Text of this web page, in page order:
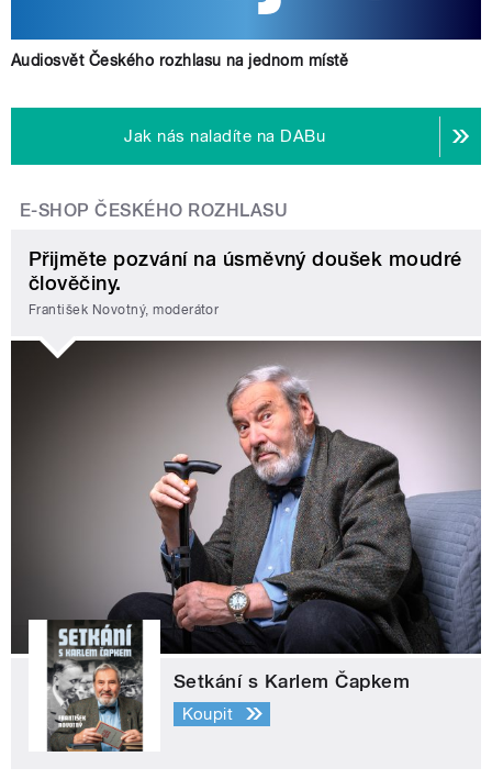
Audiosvět Českého rozhlasu na jednom místě
Jak nás naladíte na DABu
E-SHOP ČESKÉHO ROZHLASU
Přijměte pozvání na úsměvný doušek moudré
člověčiny.
František Novotný, moderátor
Setkání s Karlem Čapkem
Koupit